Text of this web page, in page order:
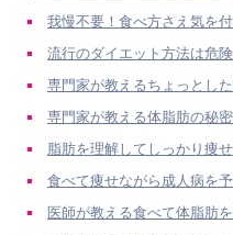
我慢不要！食べ方さえ気を
流行のダイエット方法は危
専門家が教えるちょっとし
専門家が教える体脂肪の秘
脂肪を理解してしっかり痩
食べて痩せながら成人病を
医師が教える食べて体脂肪